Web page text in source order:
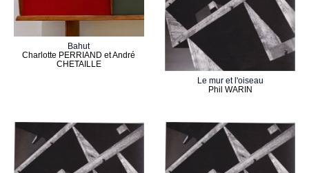
Bahut
Charlotte PERRIAND et André
CHETAILLE
Le mur et l'oiseau
Phil WARIN